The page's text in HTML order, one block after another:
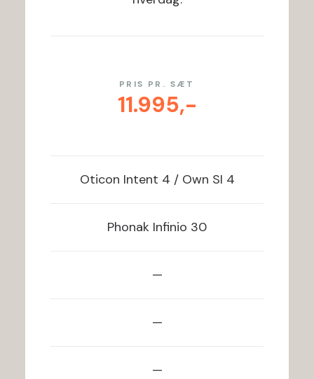
PRIS PR. SÆT
11.995,-
Oticon Intent 4 / Own SI 4
Phonak Infinio 30
—
—
—